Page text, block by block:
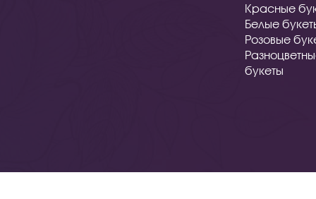
Красные
Белые
Розовые
букеты